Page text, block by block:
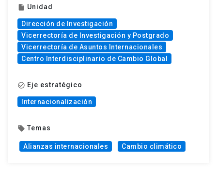
insert_drive_file Unidad
Dirección de Investigación
Vicerrectoría de Investigación y Postgrado
Vicerrectoría de Asuntos Internacionales
Centro Interdisciplinario de Cambio Global
check_circle_outline Eje estratégico
Internacionalización
local_offer Temas
Alianzas internacionales Cambio climático